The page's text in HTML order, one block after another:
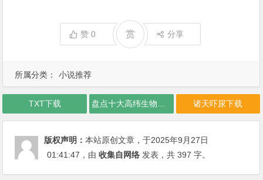
所属分类： 小说推荐
赞0 赏 分享
TXT下载 盘点十大高纬生物对比 诸天吓尿下载
版权声明：本站原创文章，于2025年9月27日
01:41:47 ，由收集自网络 发表，共 397 字。